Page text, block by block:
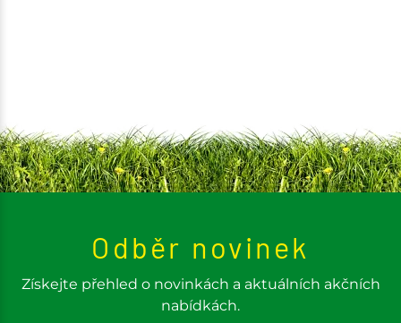
Odběr novinek
Získejte přehled o novinkách a aktuálních akčních
nabídkách.